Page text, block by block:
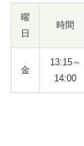
曜
日
時間
金
13:15～
14:00